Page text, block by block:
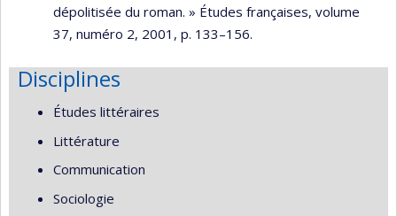
dépolitisée du roman. » Études françaises, volume
37, numéro 2, 2001, p. 133–156.
Disciplines
Études littéraires
Littérature
Communication
Sociologie